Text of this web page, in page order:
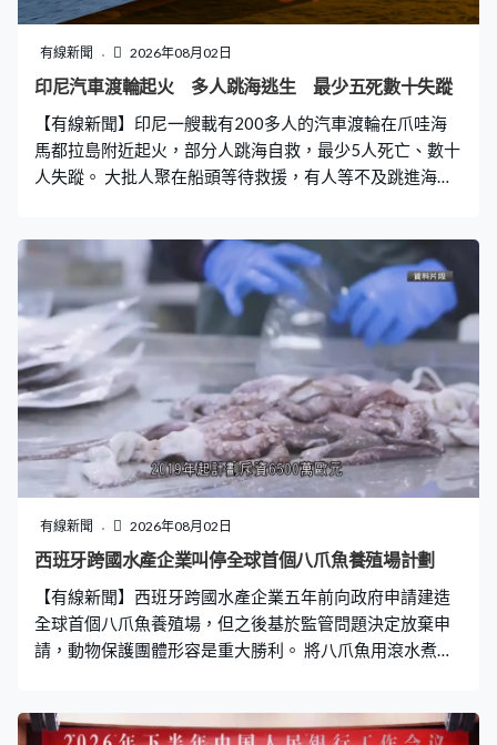
友卻可能付出生命。 有時長官對下級要求嚴格亦會引起不
滿。空軍航空兵指揮員王立：「能力比的是甚麼？你怎麼
認為這個能力。（首先，研究能力。）好，你研究能力，
從來沒有研究一個成果出來，你那叫研究能力嗎？你所有
東西必須有成功支撐。你告訴我甚麼東西來證明你？那就
是打贏。」 有隊員反映一度有些反感，覺得王立鑽牛角
有線新聞 2026年08月02日
印尼汽車渡輪起火 多人跳海逃生 最少五死數十失蹤
【有線新聞】印尼一艘載有200多人的汽車渡輪在爪哇海
馬都拉島附近起火，部分人跳海自救，最少5人死亡、數十
人失蹤。 大批人聚在船頭等待救援，有人等不及跳進海
延，濃煙充斥船上多處。 渡輪載著約230人及180輛車，
乘客主要是司機及跟車的人，周日早上原定由泗水駛向望
加錫，發生火警後，船長通報當局求救，雙方後來失去聯
絡。最初到場的貨船裝有危險品，不能即時直接救人，通
報位置後，附近多艘船陸續到場協助，多艘官方救援船及
搜救隊伍亦趕到。當局一度預計救援船可能要6小時才能駛
至，結果首艘救援船在接報後約3小時到達現場。 根據海
事網站資料顯示，起火的聖淘沙珍珠號渡輪長160米、闊
25米，船齡約34年，以法國熱機研究所的皮爾斯蒂克柴油
引擎推動。
有線新聞 2026年08月02日
西班牙跨國水產企業叫停全球首個八爪魚養殖場計劃
【有線新聞】西班牙跨國水產企業五年前向政府申請建造
全球首個八爪魚養殖場，但之後基於監管問題決定放棄申
請，動物保護團體形容是重大勝利。 將八爪魚用滾水煮
班牙一間跨國水產企業2019年起計劃斥資6,500萬歐元，